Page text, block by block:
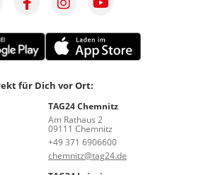
für Dich vor Ort:
TAG24 Chemnitz
Am Rathaus 2
09111 Chemnitz
+49 371 6906600
chemnitz@tag24.de